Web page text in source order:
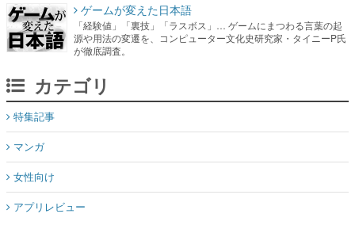
ゲームが変えた日本語
「経験値」「裏技」「ラスボス」… ゲームにまつわる言葉の起
源や用法の変遷を、コンピューター文化史研究家・タイニーP氏
が徹底調査。
カテゴリ
特集記事
マンガ
女性向け
アプリレビュー